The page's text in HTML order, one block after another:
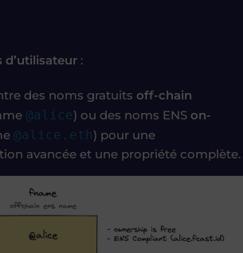
:
des noms gratuits off-chain
@alice) ou des noms ENS on-
@alice.eth) pour une
avancée et une propriété complète.